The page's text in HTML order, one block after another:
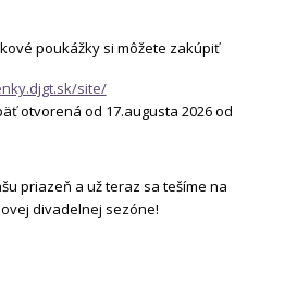
poukážky si môžete zakúpiť
site/
otvorená od 17.augusta 2026 od
priazeň a už teraz sa tešíme na
divadelnej sezóne!